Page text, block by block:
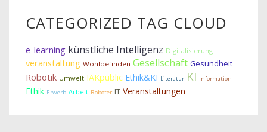
CATEGORIZED TAG CLOUD
e-learning künstliche Intelligenz Digitalisierung
veranstaltung Wohlbefinden Gesellschaft Gesundheit
Robotik Umwelt IAKpublic Ethik&KI Literatur KI Information
Ethik Erwerb Arbeit Roboter IT Veranstaltungen